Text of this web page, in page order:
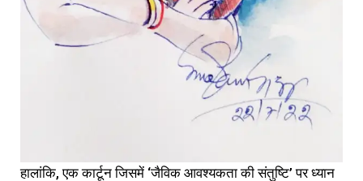
हालांकि, एक कार्टून जिसमें ‘जैविक आवश्यकता की संतुष्टि’ पर ध्यान